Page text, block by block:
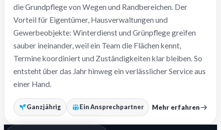
die Grundpflege von Wegen und Randbereichen. Der
Vorteil für Eigentümer, Hausverwaltungen und
Gewerbeobjekte: Winterdienst und Grünpflege greifen
sauber ineinander, weil ein Team die Flächen kennt,
Termine koordiniert und Zuständigkeiten klar bleiben. So
entsteht über das Jahr hinweg ein verlässlicher Service aus
einer Hand.
Ganzjährig Ein Ansprechpartner Mehr erfahren